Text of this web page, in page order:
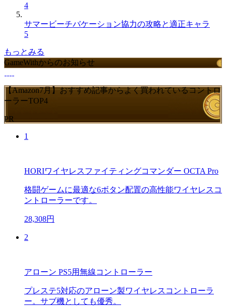
4
サマービーチバケーション協力の攻略と適正キャラ
5
もっとみる
GameWithからのお知らせ
【Amazon7月】おすすめ記事からよく買われているコントロ
ーラーTOP4
PR
1
HORIワイヤレスファイティングコマンダー OCTA Pro
格闘ゲームに最適な6ボタン配置の高性能ワイヤレスコ
ントローラーです。
28,308円
2
アローン PS5用無線コントローラー
プレステ5対応のアローン製ワイヤレスコントローラ
ー。サブ機としても優秀。